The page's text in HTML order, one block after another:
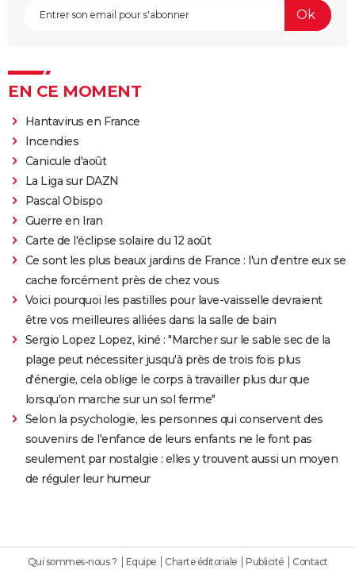
EN CE MOMENT
Hantavirus en France
Incendies
Canicule d'août
La Liga sur DAZN
Pascal Obispo
Guerre en Iran
Carte de l'éclipse solaire du 12 août
Ce sont les plus beaux jardins de France : l'un d'entre eux se
cache forcément près de chez vous
Voici pourquoi les pastilles pour lave-vaisselle devraient
être vos meilleures alliées dans la salle de bain
Sergio Lopez Lopez, kiné : "Marcher sur le sable sec de la
plage peut nécessiter jusqu'à près de trois fois plus
d'énergie, cela oblige le corps à travailler plus dur que
lorsqu'on marche sur un sol ferme"
Selon la psychologie, les personnes qui conservent des
souvenirs de l'enfance de leurs enfants ne le font pas
seulement par nostalgie : elles y trouvent aussi un moyen
de réguler leur humeur
Qui sommes-nous ? Equipe Charte éditoriale Publicité Contact